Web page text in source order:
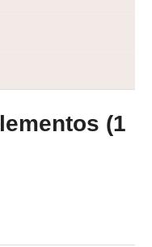
(1